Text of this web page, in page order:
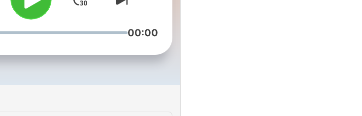
00:00